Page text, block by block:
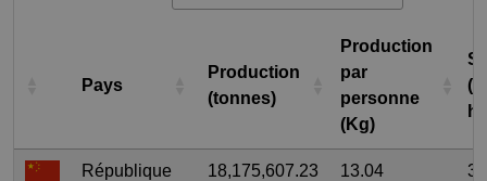
Pays
Production
(tonnes)
Production
par
personne
(Kg)
République
18,175,607.23 13.04